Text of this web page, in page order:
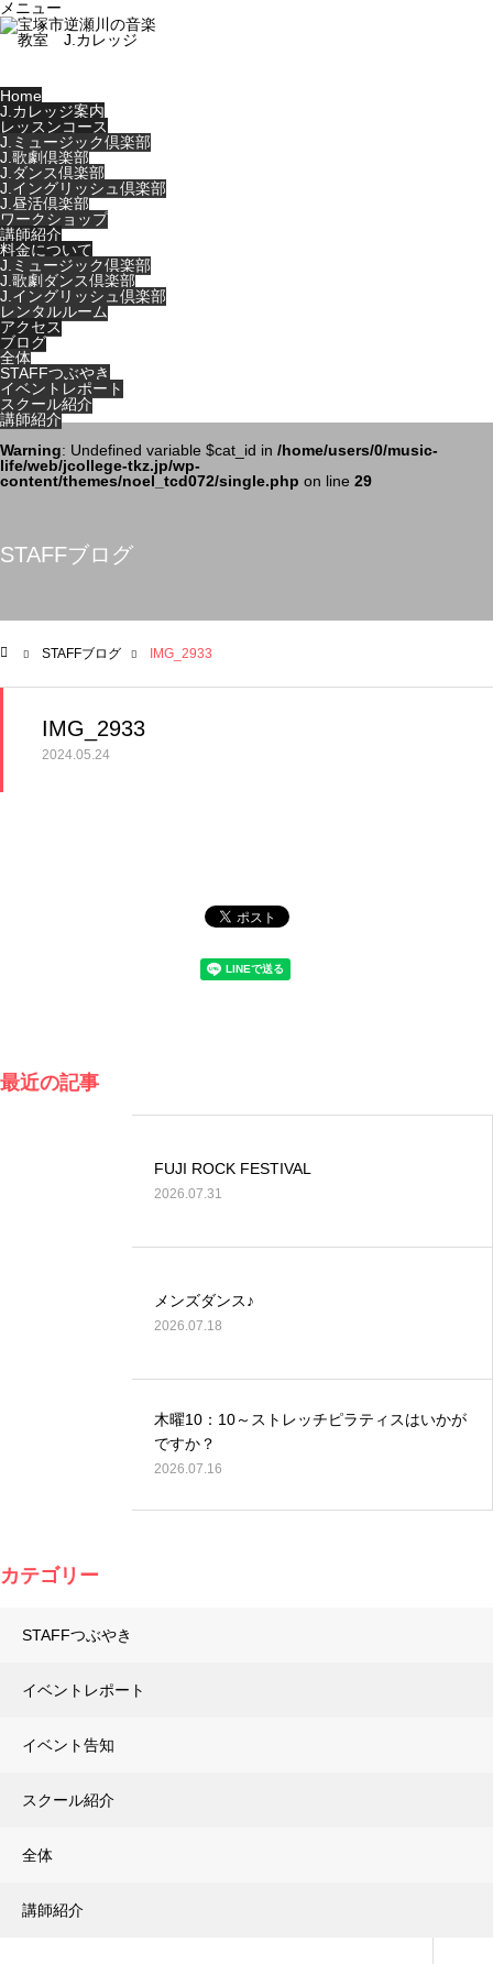
メニュー
Home
J.カレッジ案内
レッスンコース
J.ミュージック倶楽部
J.歌劇倶楽部
J.ダンス倶楽部
J.イングリッシュ倶楽部
J.昼活倶楽部
ワークショップ
講師紹介
料金について
J.ミュージック倶楽部
J.歌劇ダンス倶楽部
J.イングリッシュ倶楽部
レンタルルーム
アクセス
ブログ
全体
STAFFつぶやき
イベントレポート
スクール紹介
講師紹介
Warning: Undefined variable $cat_id in /home/users/0/music-
life/web/jcollege-tkz.jp/wp-
content/themes/noel_tcd072/single.php on line 29
STAFFブログ
STAFFブログ IMG_2933
IMG_2933
2024.05.24
最近の記事
FUJI ROCK FESTIVAL
2026.07.31
メンズダンス♪
2026.07.18
木曜10：10～ストレッチピラティスはいかが
ですか？
2026.07.16
カテゴリー
STAFFつぶやき
イベントレポート
イベント告知
スクール紹介
全体
講師紹介